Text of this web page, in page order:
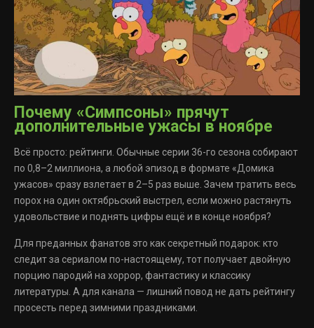
Почему «Симпсоны» прячут
дополнительные ужасы в ноябре
Всё просто: рейтинги. Обычные серии 36-го сезона собирают
по 0,8–2 миллиона, а любой эпизод в формате «Домика
ужасов» сразу взлетает в 2–5 раз выше. Зачем тратить весь
порох на один октябрьский выстрел, если можно растянуть
удовольствие и поднять цифры ещё и в конце ноября?
Для преданных фанатов это как секретный подарок: кто
следит за сериалом по-настоящему, тот получает двойную
порцию пародий на хоррор, фантастику и классику
литературы. А для канала — лишний повод не дать рейтингу
просесть перед зимними праздниками.